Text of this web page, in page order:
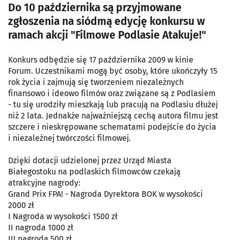
Do 10 października są przyjmowane
zgłoszenia na siódmą edycję konkursu w
ramach akcji "Filmowe Podlasie Atakuje!"
Konkurs odbędzie się 17 października 2009 w kinie
Forum. Uczestnikami mogą być osoby, które ukończyły 15
rok życia i zajmują się tworzeniem niezależnych
finansowo i ideowo filmów oraz związane są z Podlasiem
- tu się urodziły mieszkają lub pracują na Podlasiu dłużej
niż 2 lata. Jednakże najważniejszą cechą autora filmu jest
szczere i nieskrępowane schematami podejście do życia
i niezależnej twórczości filmowej.
Dzięki dotacji udzielonej przez Urząd Miasta
Białegostoku na podlaskich filmowców czekają
atrakcyjne nagrody:
Grand Prix FPA! - Nagroda Dyrektora BOK w wysokości
2000 zł
I Nagroda w wysokości 1500 zł
II nagroda 1000 zł